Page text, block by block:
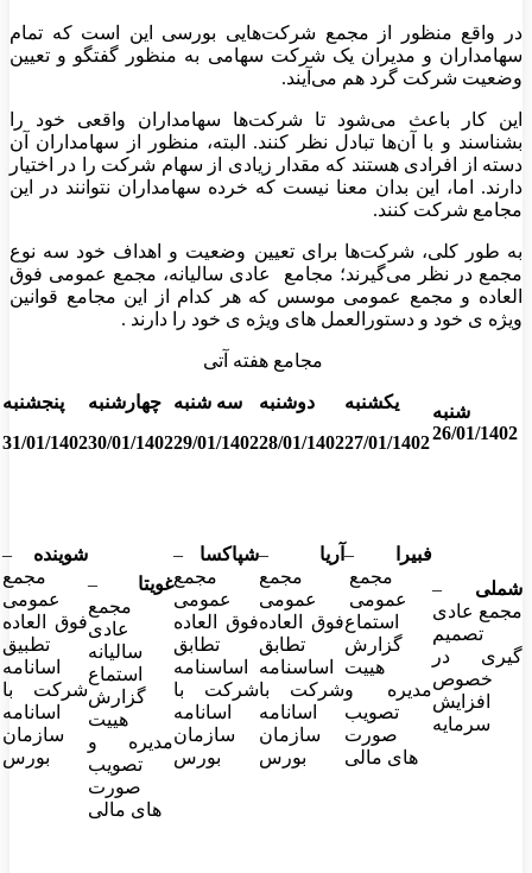
در واقع منظور از مجمع شرکت‌هایی بورسی این است که تمام
سهامداران و مدیران یک شرکت سهامی به منظور گفتگو و تعیین
وضعیت شرکت گرد هم می‌آیند.
این کار باعث می‌شود تا شرکت‌ها سهامداران واقعی خود را
بشناسند و با آن‌ها تبادل نظر کنند. البته، منظور از سهامداران آن
دسته از افرادی هستند که مقدار زیادی از سهام شرکت را در اختیار
دارند. اما، این بدان معنا نیست که خرده سهامداران نتوانند در این
مجامع شرکت کنند.
به طور کلی، شرکت‌ها برای تعیین وضعیت و اهداف خود سه نوع
مجمع در نظر می‌گیرند؛ مجامع عادی سالیانه، مجمع عمومی فوق
العاده و مجمع عمومی موسس که هر کدام از این مجامع قوانین
ویژه ی خود و دستورالعمل های ویژه ی خود را دارند .
مجامع هفته آتی
شنبه
یکشنبه
27/01/1402
دوشنبه
28/01/1402
سه شنبه
29/01/1402
چهارشنبه
30/01/1402
پنجشنبه
31/01/1402
شملی –
مجمع عادی
تصمیم
گیری در
خصوص
افزایش
سرمایه
فبیرا
–
مجمع
عمومی
استماع
گزارش
هییت
مدیره و
تصویب
صورت
های مالی
آریا –
مجمع
عمومی
فوق العاده
تطابق
اساسنامه
شرکت با
اسانامه
سازمان
بورس
شپاکسا –
مجمع
عمومی
فوق العاده
تطابق
اساسنامه
شرکت با
اسانامه
سازمان
بورس
غویتا –
مجمع
عادی
سالیانه
استماع
گزارش
هییت
مدیره و
تصویب
صورت
های مالی
شوینده –
مجمع
عمومی
فوق العاده
تطبیق
اسانامه
شرکت با
اسانامه
سازمان
بورس